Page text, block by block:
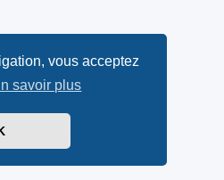
vous acceptez
savoir plus